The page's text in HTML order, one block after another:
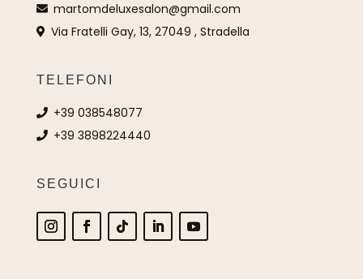
martomdeluxesalon@gmail.com
Via Fratelli Gay, 13, 27049 , Stradella
TELEFONI
+39 038548077
+39 3898224440
SEGUICI